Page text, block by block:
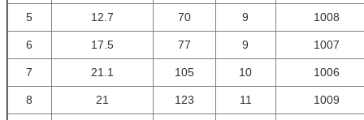
5 12.7 70 9 1008
6 17.5 77 9 1007
7 21.1 105 10 1006
8 21 123 11 1009